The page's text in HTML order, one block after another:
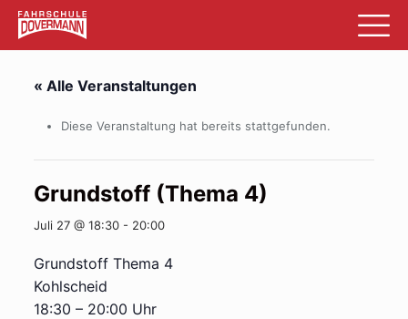
« Alle Veranstaltungen
Diese Veranstaltung hat bereits stattgefunden.
Grundstoff (Thema 4)
Juli 27 @ 18:30- 20:00
Grundstoff Thema 4
Kohlscheid
18:30 – 20:00 Uhr